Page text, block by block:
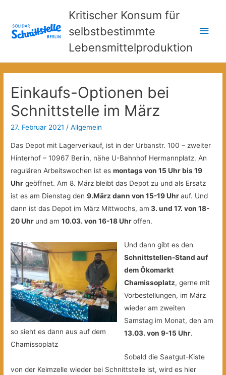
Kritischer Konsum für
selbstbestimmte
Lebensmittelproduktion
Einkaufs-Optionen bei
Schnittstelle im März
27. Februar 2021 /Allgemein
Das Depot mit Lagerverkauf, ist in der Urbanstr. 100 – zweiter
Hinterhof – 10967 Berlin, nähe U-Bahnhof Hermannplatz. An
regulären Arbeitswochen ist esmontags von 15 Uhr bis 19
Uhr geöffnet. Am 8. März bleibt das Depot zu und als Ersatz
ist es am Dienstag den9.März dann von 15-19 Uhrauf. Und
dann ist das Depot im März Mittwochs, am 3. und 17.von 18-
20 Uhr und am10.03. von 16-18 Uhroffen.
so sieht es dann aus auf dem
Chamissoplatz
Und dann gibt es den
Schnittstellen-Stand auf
dem Ökomarkt
Chamissoplatz, gerne mit
Vorbestellungen, im März
wieder am zweiten
Samstag im Monat, den am
13.03. von 9-15 Uhr.
Sobald die Saatgut-Kiste
von der Keimzelle wieder bei Schnittstelle ist, wird es hier